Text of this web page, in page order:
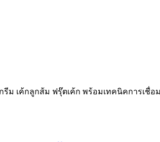
เค้กลูกส้ม ฟรุ๊ตเค้ก พร้อมเทคนิคการเชื่อ